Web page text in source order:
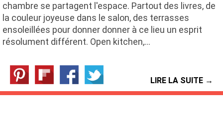
chambre se partagent l'espace. Partout des livres, de
la couleur joyeuse dans le salon, des terrasses
ensoleillées pour donner donner à ce lieu un esprit
résolument différent. Open kitchen,…
LIRE LA SUITE →